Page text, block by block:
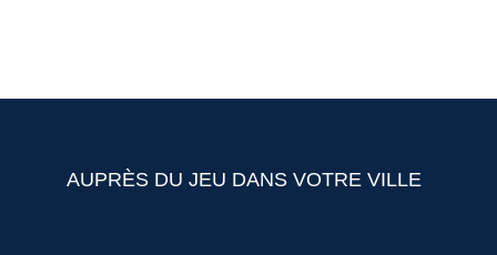
AUPRÈS DU JEU DANS VOTRE VILLE